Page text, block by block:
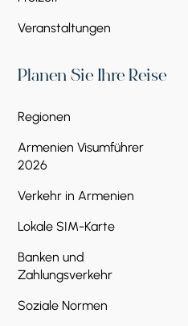
Veranstaltungen
Planen Sie Ihre Reise
Regionen
Armenien Visumführer
2026
Verkehr in Armenien
Lokale SIM-Karte
Banken und
Zahlungsverkehr
Soziale Normen